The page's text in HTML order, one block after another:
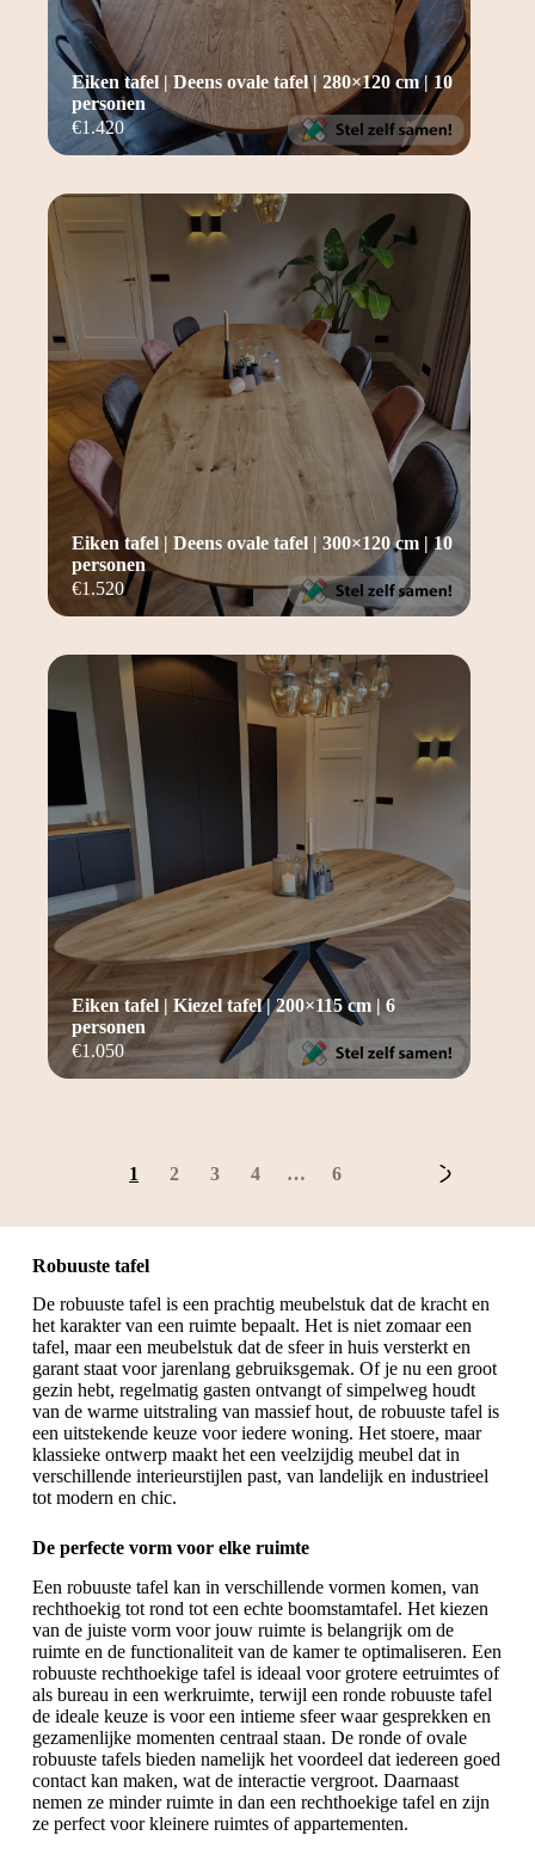
€1.420
Eiken tafel | Deens ovale tafel | 280×120 cm | 10
personen
€1.520
Eiken tafel | Deens ovale tafel | 300×120 cm | 10
personen
€1.050
Eiken tafel | Kiezel tafel | 200×115 cm | 6
personen
1 2 3 4 … 6
Robuuste tafel
De robuuste tafel is een prachtig meubelstuk dat de kracht en
het karakter van een ruimte bepaalt. Het is niet zomaar een
tafel, maar een meubelstuk dat de sfeer in huis versterkt en
garant staat voor jarenlang gebruiksgemak. Of je nu een groot
gezin hebt, regelmatig gasten ontvangt of simpelweg houdt
van de warme uitstraling van massief hout, de robuuste tafel is
een uitstekende keuze voor iedere woning. Het stoere, maar
klassieke ontwerp maakt het een veelzijdig meubel dat in
verschillende interieurstijlen past, van landelijk en industrieel
tot modern en chic.
De perfecte vorm voor elke ruimte
Een robuuste tafel kan in verschillende vormen komen, van
rechthoekig tot rond tot een echte boomstamtafel. Het kiezen
van de juiste vorm voor jouw ruimte is belangrijk om de
ruimte en de functionaliteit van de kamer te optimaliseren. Een
robuuste rechthoekige tafel is ideaal voor grotere eetruimtes of
als bureau in een werkruimte, terwijl een ronde robuuste tafel
de ideale keuze is voor een intieme sfeer waar gesprekken en
gezamenlijke momenten centraal staan. De ronde of ovale
robuuste tafels bieden namelijk het voordeel dat iedereen goed
contact kan maken, wat de interactie vergroot. Daarnaast
nemen ze minder ruimte in dan een rechthoekige tafel en zijn
ze perfect voor kleinere ruimtes of appartementen.